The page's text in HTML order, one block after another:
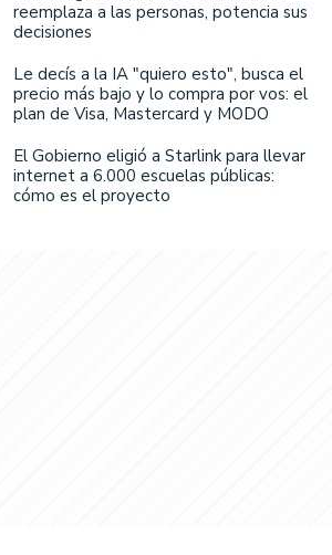
reemplaza a las personas, potencia sus
decisiones
Le decís a la IA "quiero esto", busca el
precio más bajo y lo compra por vos: el
plan de Visa, Mastercard y MODO
El Gobierno eligió a Starlink para llevar
internet a 6.000 escuelas públicas:
cómo es el proyecto